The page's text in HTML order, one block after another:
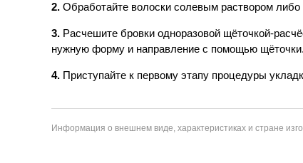
2. Обработайте волоски солевым раствором
3. Расчешите бровки одноразовой щёточкой-
нужную форму и направление с помощью щёточки.
4. Приступайте к первому этапу процедуры
Информация о внешнем виде, характеристиках и стране